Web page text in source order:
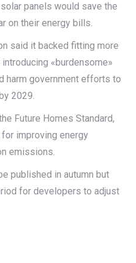
panels would save the
on their energy bills.
said it backed fitting more
«burdensome»
harm government efforts to
2029.
Future Homes Standard,
improving energy
emissions.
published in autumn but
for developers to adjust